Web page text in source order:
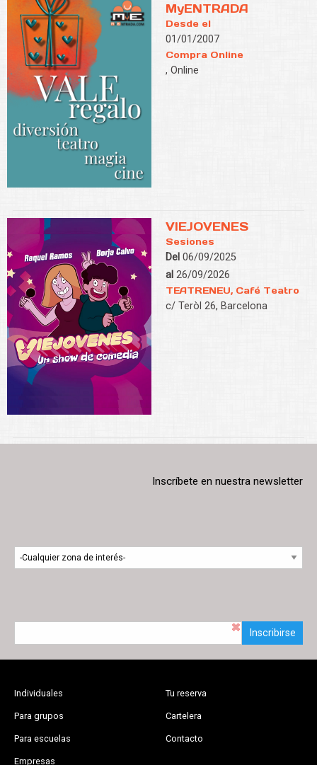
MyENTRADA
Desde el
01/01/2007
Compra Online
, Online
VIEJOVENES
Sesiones
Del 06/09/2025
al 26/09/2026
TEATRENEU, Café Teatro
c/ Teròl 26, Barcelona
Inscríbete en nuestra newsletter
Inscribirse
Individuales
Para grupos
Para escuelas
Empresas
Tu reserva
Cartelera
Contacto